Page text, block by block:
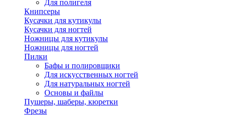
Для полигеля
Книпсеры
Кусачки для кутикулы
Кусачки для ногтей
Ножницы для кутикулы
Ножницы для ногтей
Пилки
Бафы и полировщики
Для искусственных ногтей
Для натуральных ногтей
Основы и файлы
Пушеры, шаберы, кюретки
Фрезы